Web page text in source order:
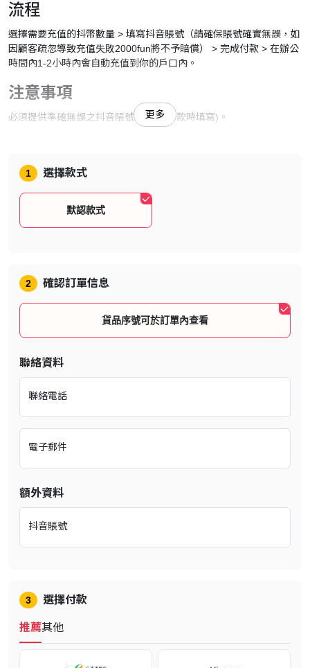
流程
選擇需要充值的抖幣數量 > 填寫抖音賬號（請確保賬號確實無誤，如
因顧客疏忽導致充值失敗2000fun將不予賠償） > 完成付款 > 在辦公
時間 內1-2小時內會自動充值到你的戶口內。
注意事項
必須提供準確無誤之抖音賬號號碼(在付款時填寫)。
必須提供準確的抖音賬號號碼，如因錯誤而引起的損失本公司不負
責。
更多
1 選擇款式
默認款式
2 確認訂單信息
貨品序號可於訂單內查看
聯絡資料
聯絡電話
電子郵件
額外資料
抖音賬號
3 選擇付款
推薦其他